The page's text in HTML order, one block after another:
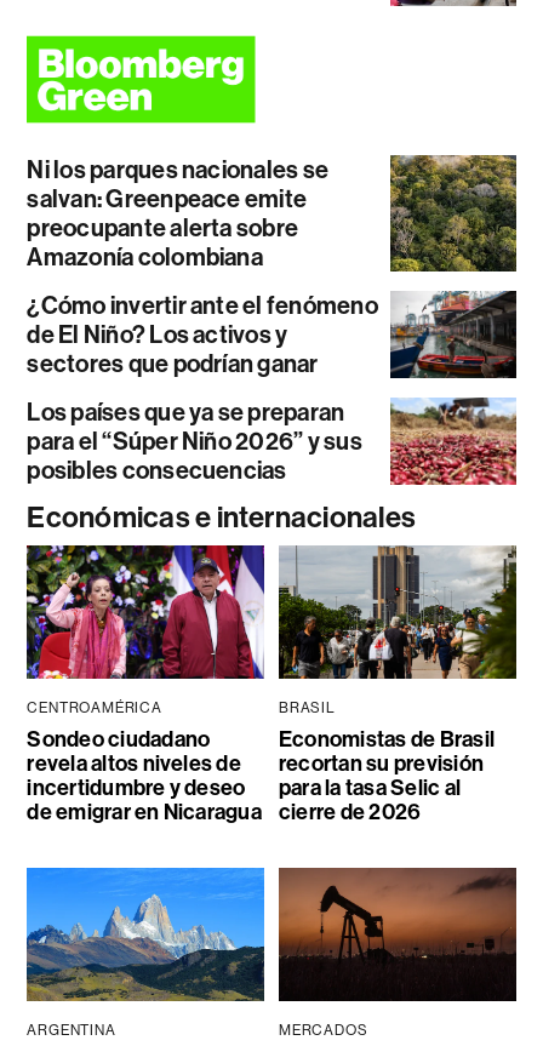
Ni los parques nacionales se
salvan: Greenpeace emite
preocupante alerta sobre
Amazonía colombiana
¿Cómo invertir ante el fenómeno
de El Niño? Los activos y
sectores que podrían ganar
Los países que ya se preparan
para el “Súper Niño 2026” y sus
posibles consecuencias
Económicas e internacionales
CENTROAMÉRICA
Sondeo ciudadano
revela altos niveles de
incertidumbre y deseo
de emigrar en Nicaragua
BRASIL
Economistas de Brasil
recortan su previsión
para la tasa Selic al
cierre de 2026
ARGENTINA MERCADOS